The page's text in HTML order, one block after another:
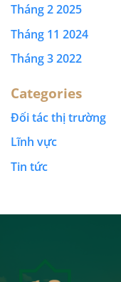
Tháng 2 2025
Tháng 11 2024
Tháng 3 2022
Categories
Đối tác thị trường
Lĩnh vực
Tin tức